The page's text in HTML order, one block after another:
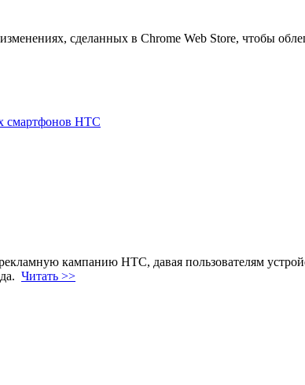
сделанных в Chrome Web Store, чтобы
смартфонов HTC
кампанию HTC, давая пользователям
Читать >>